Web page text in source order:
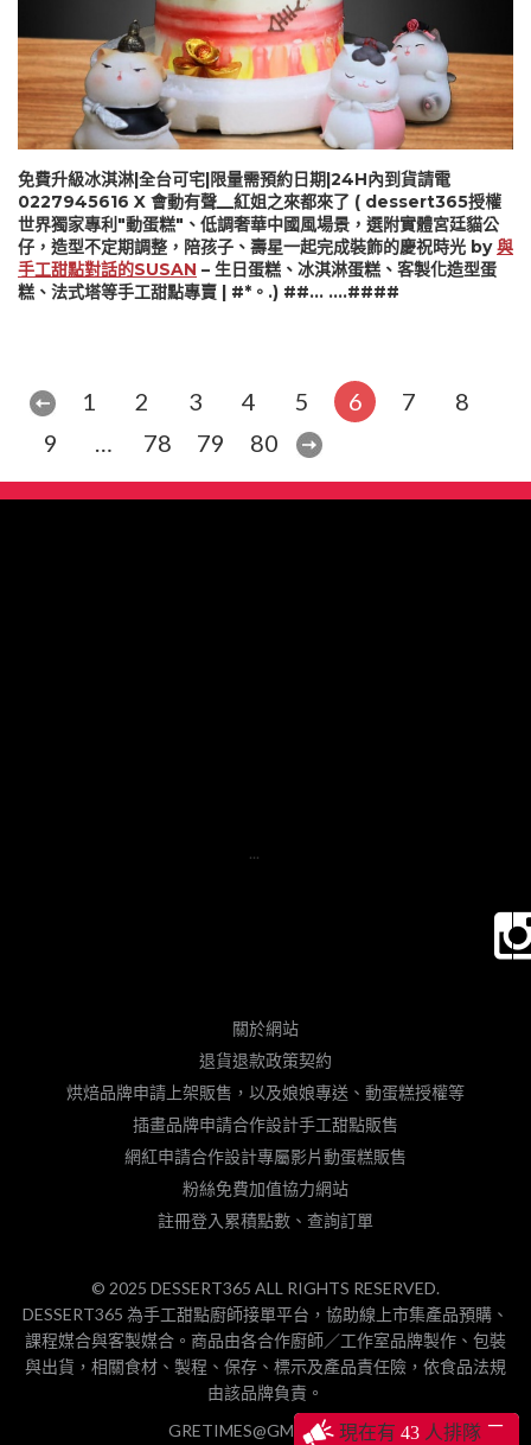
現在有 38 人排隊 ─
免費升級冰淇淋|全台可宅|限量需預約日期|24H內到貨請電
0227945616 X 會動有聲__紅姐之來都來了 ( dessert365授權
世界獨家專利"動蛋糕"、低調奢華中國風場景，選附實體宮廷貓公
仔，造型不定期調整，陪孩子、壽星一起完成裝飾的慶祝時光 by與
手工甜點對話的SUSAN – 生日蛋糕、冰淇淋蛋糕、客製化造型蛋
糕、法式塔等手工甜點專賣 | #*。.) ##… ….####
1 2 3 4 5 6 7
8
9
78 79 80
...
關於網站
退貨退款政策契約
烘焙品牌申請上架販售，以及娘娘專送、動蛋糕授權等
插畫品牌申請合作設計手工甜點販售
網紅申請合作設計專屬影片動蛋糕販售
粉絲免費加值協力網站
註冊登入累積點數、查詢訂單
© 2025 DESSERT365 ALL RIGHTS RESERVED.
DESSERT365 為手工甜點廚師接單平台，協助線上市集產品預購、
課程媒合與客製媒合。商品由各合作廚師／工作室品牌製作、包裝
與出貨，相關食材、製程、保存、標示及產品責任險，依食品法規
由該品牌負責。
GRETIMES@GMAIL.COM